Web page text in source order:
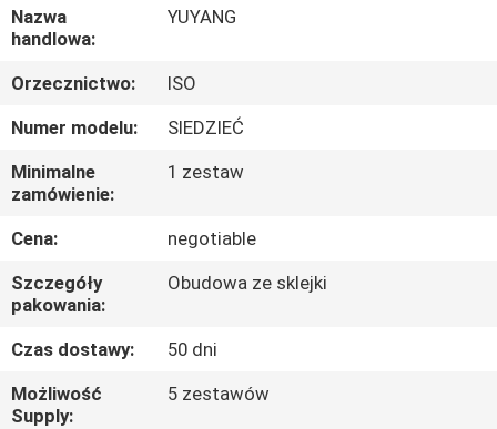
O
NAS
WYCIECZKA
PO
FABRYCE
SKONTAKTUJ
SIĘ
Z
NAMI
Nazwa
handlowa:
YUYANG
Orzecznictwo:
ISO
Numer modelu:
SIEDZIEĆ
Minimalne
zamówienie:
1 zestaw
Cena:
negotiable
Szczegóły
pakowania:
Obudowa ze sklejki
Czas dostawy:
50 dni
Możliwość
Supply:
5 zestawów